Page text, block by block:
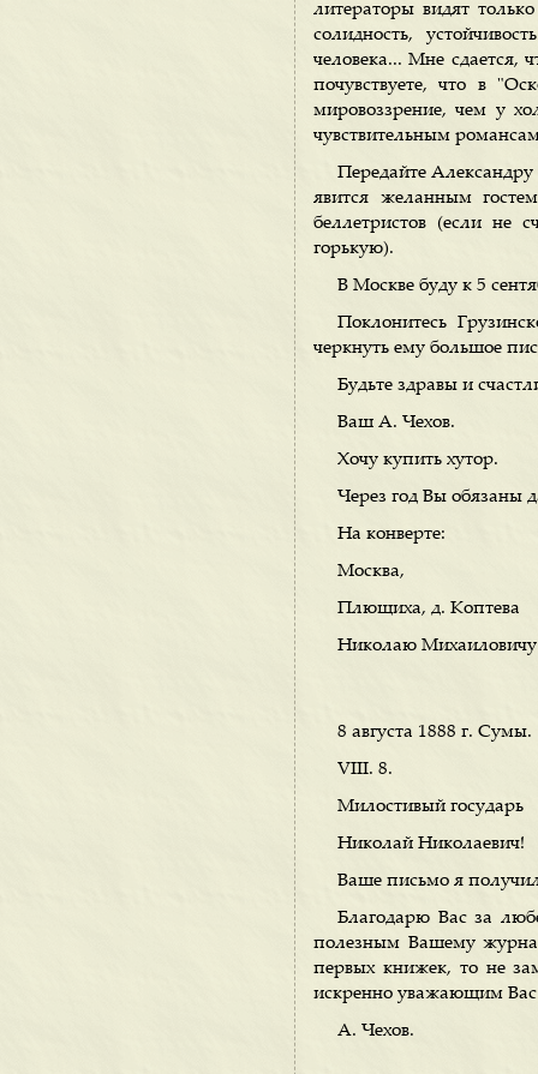
литераторы видят
солидность,
человека... Мне сдается,
почувствуете, что в
мировоззрение, чем у
чувствительным
Передайте
явится желанным
беллетристов (если не
горькую).
В Москве буду к 5
Поклонитесь
черкнуть ему большое
Будьте здравы и
Ваш А. Чехов.
Хочу купить хутор.
Через год Вы обязаны
На конверте:
Москва,
Плющиха, д. Коптева
Николаю
8 августа 1888 г. Сумы.
VIII. 8.
Милостивый государь
Николай Николаевич!
Ваше письмо я
Благодарю Вас за
полезным Вашему
первых книжек, то не
искренно уважающим Вас
А. Чехов.